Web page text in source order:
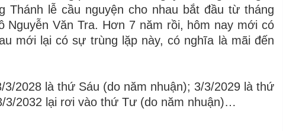
lễ cầu nguyện cho nhau bắt đầu từ tháng
Nguyễn Văn Tra. Hơn 7 năm rồi, hôm nay mới có
mới lại có sự trùng lặp này, có nghĩa là mãi đến
2028 là thứ Sáu (do năm nhuận); 3/3/2029 là thứ
3/2032 lại rơi vào thứ Tư (do năm nhuận)…